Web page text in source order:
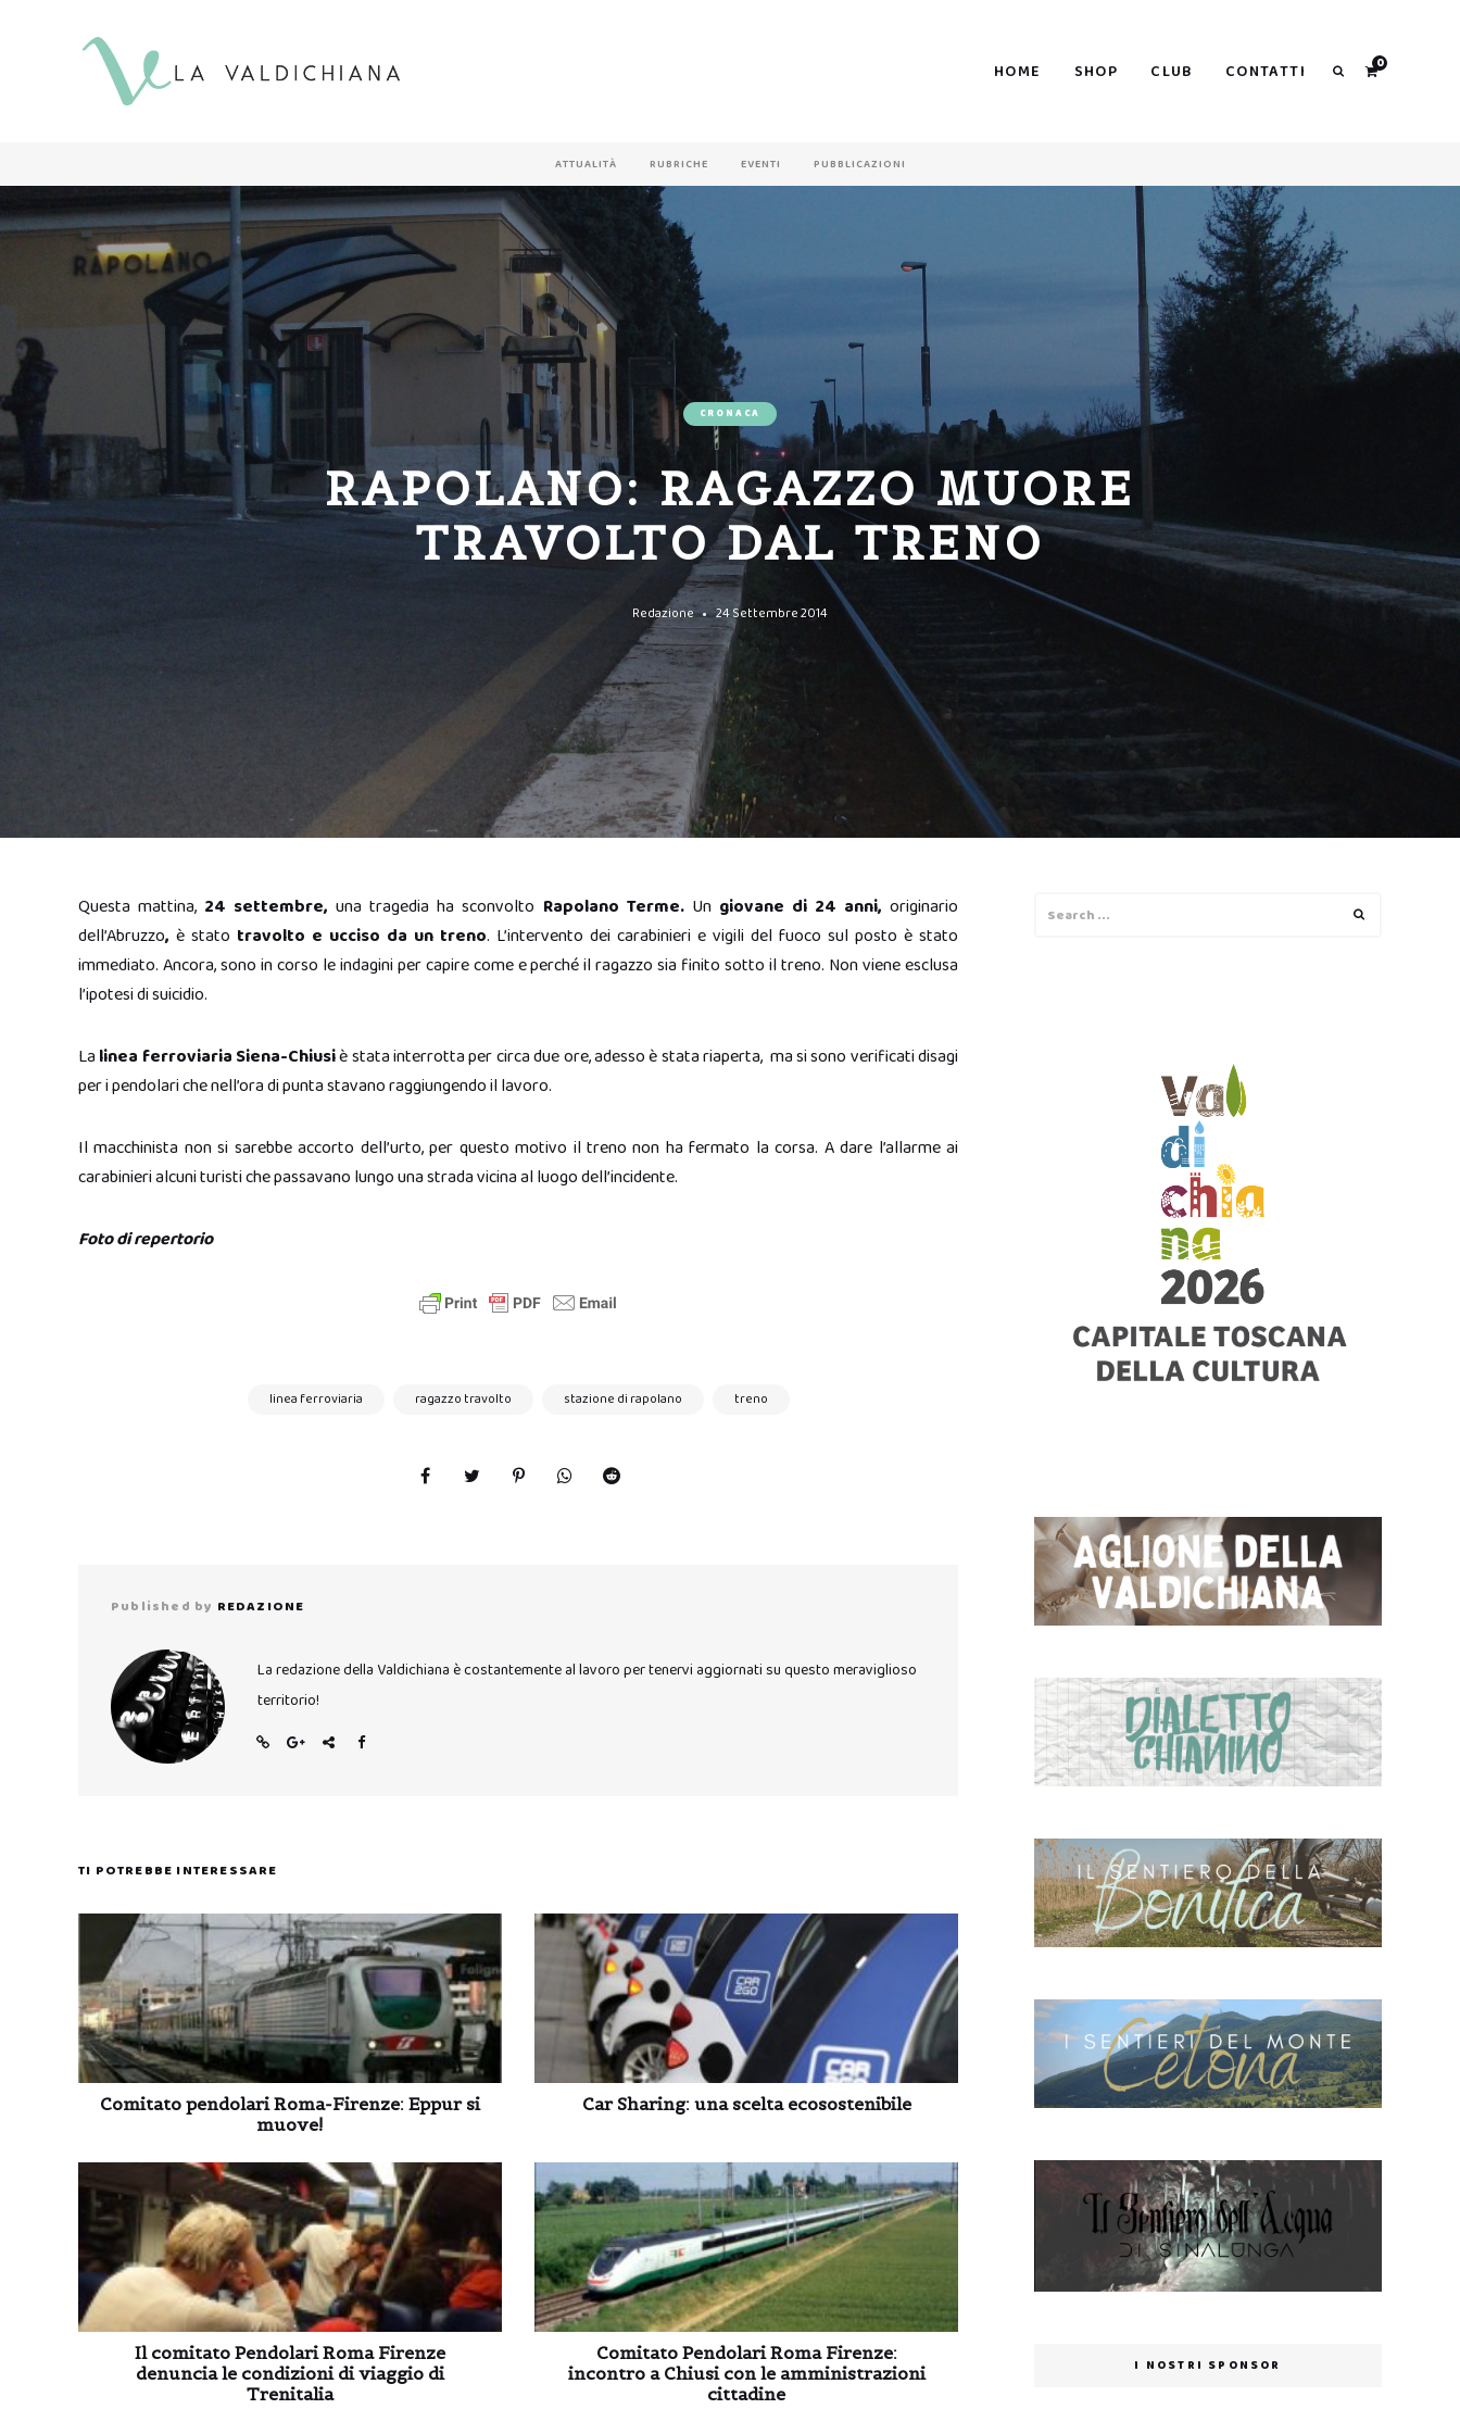
HOME SHOP CLUB CONTATTI 0
ATTUALITÀ RUBRICHE EVENTI PUBBLICAZIONI
CRONACA
RAPOLANO: RAGAZZO MUORE
TRAVOLTO DAL TRENO
Redazione 24 Settembre 2014
Questa mattina, 24 settembre, una tragedia ha sconvolto Rapolano Terme.Un giovane di 24 anni,originario
dell’Abruzzo, è stato travolto e ucciso da un treno. L’intervento dei carabinieri e vigili del fuoco sul posto è stato
immediato. Ancora, sono in corso le indagini per capire come e perché il ragazzo sia finito sotto il treno. Non viene esclusa
l’ipotesi di suicidio.
La linea ferroviaria Siena-Chiusiè stata interrotta per circa due ore, adesso è stata riaperta, ma si sono verificati disagi
per i pendolari che nell’ora di punta stavano raggiungendo il lavoro.
Il macchinista non si sarebbe accorto dell’urto, per questo motivo il treno non ha fermato la corsa. A dare l’allarme ai
carabinieri alcuni turisti che passavano lungo una strada vicina al luogo dell’incidente.
Foto di repertorio
linea ferroviaria ragazzo travolto stazione di rapolano treno
Published by REDAZIONE
La redazione della Valdichiana è costantemente al lavoro per tenervi aggiornati su questo meraviglioso
territorio!
TI POTREBBE INTERESSARE
Comitato pendolari Roma-Firenze: Eppur si
muove!
Car Sharing: una scelta ecosostenibile
Il comitato Pendolari Roma Firenze
denuncia le condizioni di viaggio di
Trenitalia
Comitato Pendolari Roma Firenze:
incontro a Chiusi con le amministrazioni
cittadine
for:
I NOSTRI SPONSOR